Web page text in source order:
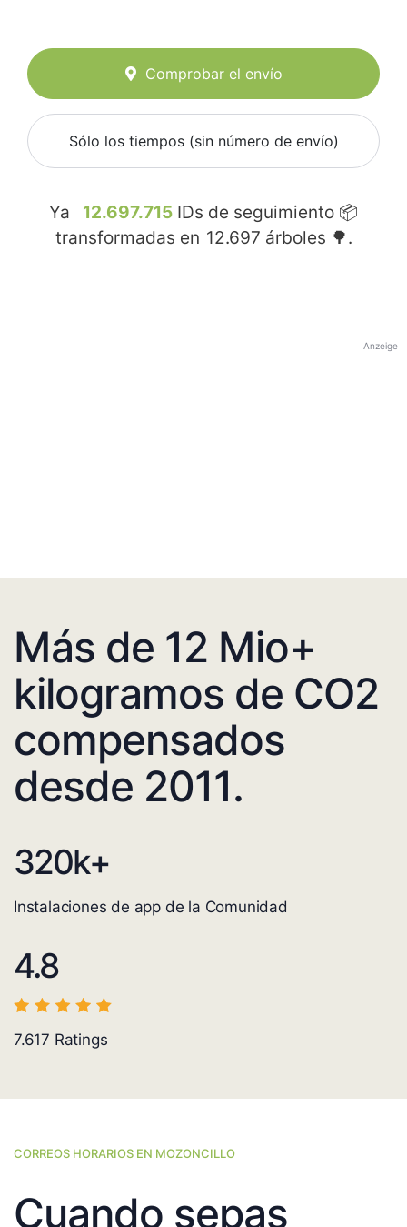
Comprobar el envío
Sólo los tiempos (sin número de envío)
Ya 12.697.715 IDs de seguimiento 📦
transformadas en 12.697 árboles 🌳.
Anzeige
Más de 12 Mio+
kilogramos de CO2
compensados
desde 2011.
320k+
Instalaciones de app de la Comunidad
4.8
7.617 Ratings
CORREOS HORARIOS EN MOZONCILLO
Cuando sepas